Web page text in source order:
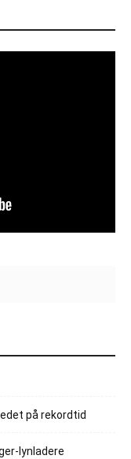
på rekordtid
lynladere